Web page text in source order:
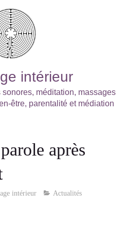
intérieur
méditation, massages
être, parentalité et médiation
après
intérieur Actualités